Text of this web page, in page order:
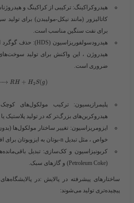
هیدروکراکینگ: ترکیبی از کراکینگ و
کاتالیزور (مانند نیکل-مولیبدن) برای
برای نفت سنگین مناسب است.
هیدرودسولفوریزاسیون (HDS)
: حذف گوگرد
هیدروژن ، این واکنش برای تولید
ضروری است.
→ RH + H2 S(g)
پلیمرازیسیون: ترکیب مولکول‌های کوچک
هیدروکربن‌های بزرگ‌تر که در تولید پلاستیک
ایزومریزاسیون: تغییر ساختار مولکول‌ها
خواص ، مثل تبدیل n-بوتان به ایزوبوتان برای افزایش عدد اکتان.
کربونیزاسیون و کک‌سازی: تبدیل
(Petroleum Coke) و گازهای سبک.
ساختارهای پیشرفته در پالایش :در
پیچیده‌تری تولید می‌شوند: